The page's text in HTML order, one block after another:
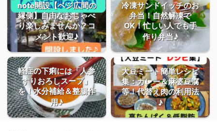
note開設【ベジ広間の
縁側】自由なおしゃべ
り楽しみませんか？コ
メント歓迎♪
冷凍サンドイッチのお
弁当！自然解凍で
OK！忙しい人でも手
作り弁当♪
軽症の下痢には「人参
すりおろしスープ」
を！水分補給＆整腸作
用♪
大豆ミート簡単レシピ
集：カレー＆麻婆豆腐
等！代替え肉の利用法
♪